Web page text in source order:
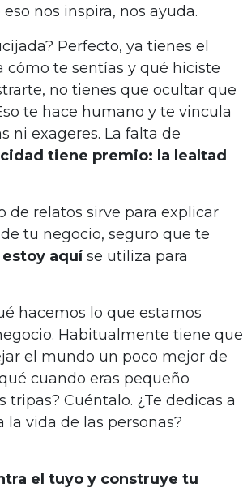
nos inspira, nos ayuda.
Perfecto, ya tienes el
cómo te sentías y qué hiciste
no tienes que ocultar que
te hace humano y te vincula
ni exageres. La falta de
tiene premio: la lealtad
de relatos sirve para explicar
tu negocio, seguro que te
aquíse utiliza para
hacemos lo que estamos
Habitualmente tiene que
el mundo un poco mejor de
cuando eras pequeño
Cuéntalo. ¿Te dedicas a
vida de las personas?
el tuyo y construye tu